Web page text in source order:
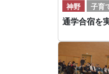
神野 子育
通学合宿を